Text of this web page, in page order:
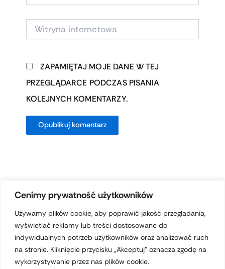
Cenimy prywatność użytkowników
Używamy plików cookie, aby poprawić jakość przeglądania,
wyświetlać reklamy lub treści dostosowane do
indywidualnych potrzeb użytkowników oraz analizować ruch
na stronie. Kliknięcie przycisku „Akceptuj” oznacza zgodę na
wykorzystywanie przez nas plików cookie.
WITRYNA
INTERNETOWA
ZAPAMIĘTAJ MOJE DANE W TEJ
PRZEGLĄDARCE PODCZAS PISANIA
KOLEJNYCH KOMENTARZY.
Prawa autorskie © 2026 hotelferdynand.pl | Obsługiwane przez
Motyw Astra WordPress